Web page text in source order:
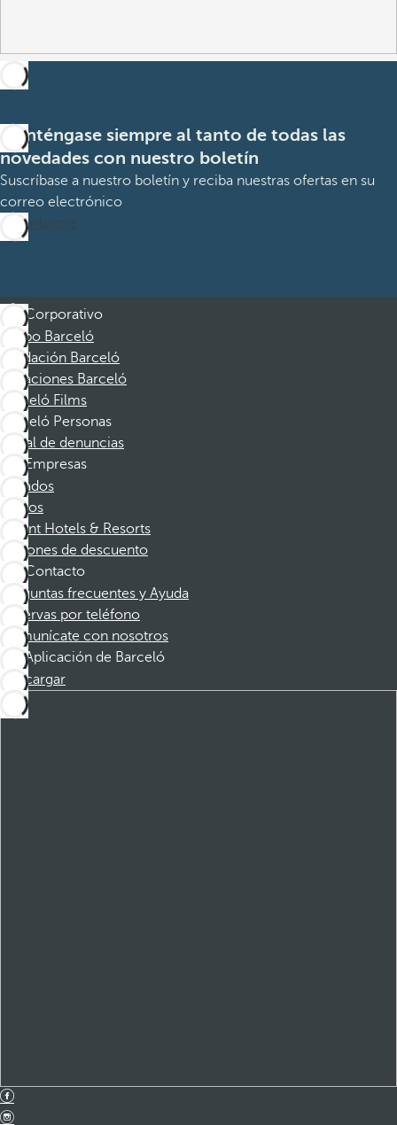
Manténgase siempre al tanto de todas las
novedades con nuestro boletín
Suscríbase a nuestro boletín y reciba nuestras ofertas en su
correo electrónico
Suscribirme
Corporativo
Grupo Barceló
Fundación Barceló
Vacaciones Barceló
Barceló Films
Barceló Personas
Canal de denuncias
Empresas
Afiliados
Socios
Dorint Hotels & Resorts
Cupones de descuento
Contacto
Preguntas frecuentes y Ayuda
Reservas por teléfono
Comunícate con nosotros
Aplicación de Barceló
Descargar